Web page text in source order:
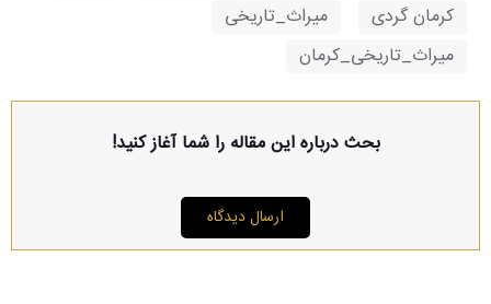
کرمان گردی
میراث_تاریخی
میراث_تاریخی_کرمان
بحث درباره این مقاله را شما آغاز کنید!
ارسال دیدگاه